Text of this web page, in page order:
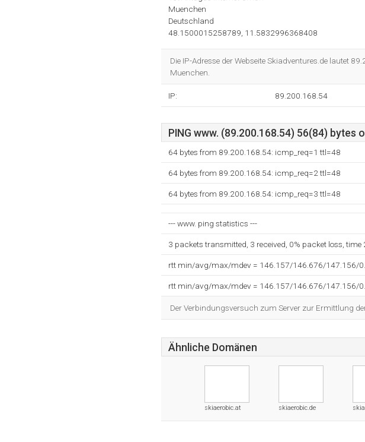
Muenchen
Deutschland
48.1500015258789, 11.5832996368408
Die IP-Adresse der Webseite Skiadventures.de lautet
Muenchen.
IP: 89.200.168.54
PING www. (89.200.168.54) 56(84) bytes
64 bytes from 89.200.168.54: icmp_req=1 ttl=48
64 bytes from 89.200.168.54: icmp_req=2 ttl=48
64 bytes from 89.200.168.54: icmp_req=3 ttl=48
--- www. ping statistics ---
3 packets transmitted, 3 received, 0% packet loss,
rtt min/avg/max/mdev = 146.157/146.676/147.156/
rtt min/avg/max/mdev = 146.157/146.676/147.156/
Der Verbindungsversuch zum Server zur Ermittlung
Ähnliche Domänen
skiaerobic.at skiaerobic.de